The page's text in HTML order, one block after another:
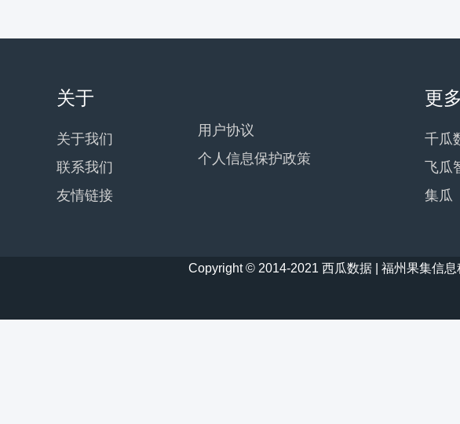
关于
关于我们
联系我们
友情链接
用户协议
个人信息保护政策
更
千瓜
飞瓜
集瓜
Copyright © 2014-2021 西瓜数据 | 福州果集信息